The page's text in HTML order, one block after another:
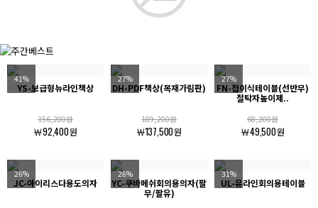
41%
YS-보급형뉴라인책상
156,200원
￦92,400원
27%
DH-PDF책상(목재가림판)
189,200원
￦137,500원
27%
FN-접이식테이블(선반무)
절탁자높이제..
68,200원
￦49,500원
26%
JC-아이리스다용도의자
26%
YC-쿠바메쉬회의용의자(팔
무/팔유)
31%
UL-유라인회의용테이블